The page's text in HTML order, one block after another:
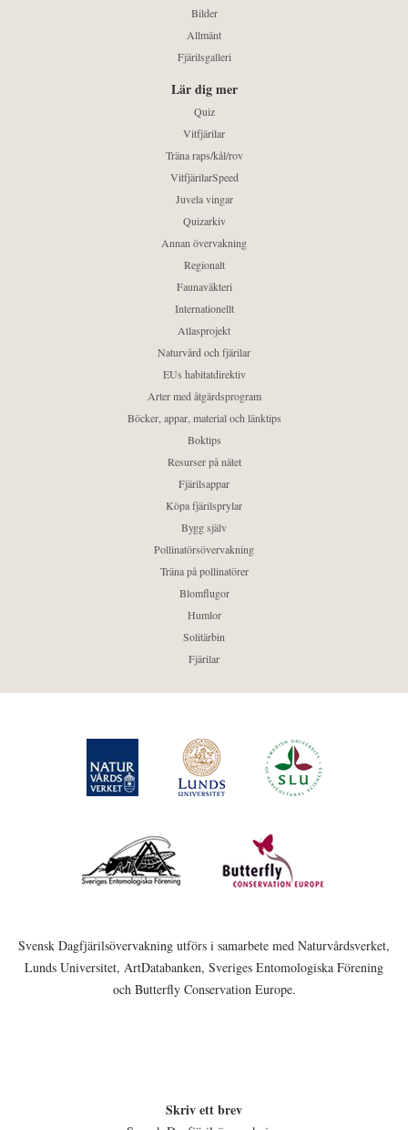
Bilder
Allmänt
Fjärilsgalleri
Lär dig mer
Quiz
Vitfjärilar
Träna raps/kål/rov
VitfjärilarSpeed
Juvela vingar
Quizarkiv
Annan övervakning
Regionalt
Faunaväkteri
Internationellt
Atlasprojekt
Naturvård och fjärilar
EUs habitatdirektiv
Arter med åtgärdsprogram
Böcker, appar, material och länktips
Boktips
Resurser på nätet
Fjärilsappar
Köpa fjärilsprylar
Bygg själv
Pollinatörsövervakning
Träna på pollinatörer
Blomflugor
Humlor
Solitärbin
Fjärilar
Svensk Dagfjärilsövervakning utförs i samarbete med Naturvårdsverket,
Lunds Universitet, ArtDatabanken, Sveriges Entomologiska Förening
och Butterfly Conservation Europe.
Skriv ett brev